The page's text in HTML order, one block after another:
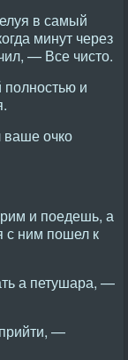
в самый
минут через
— Все чисто.
и
очко
и поедешь, а
с ним пошел к
а петушара, —
—